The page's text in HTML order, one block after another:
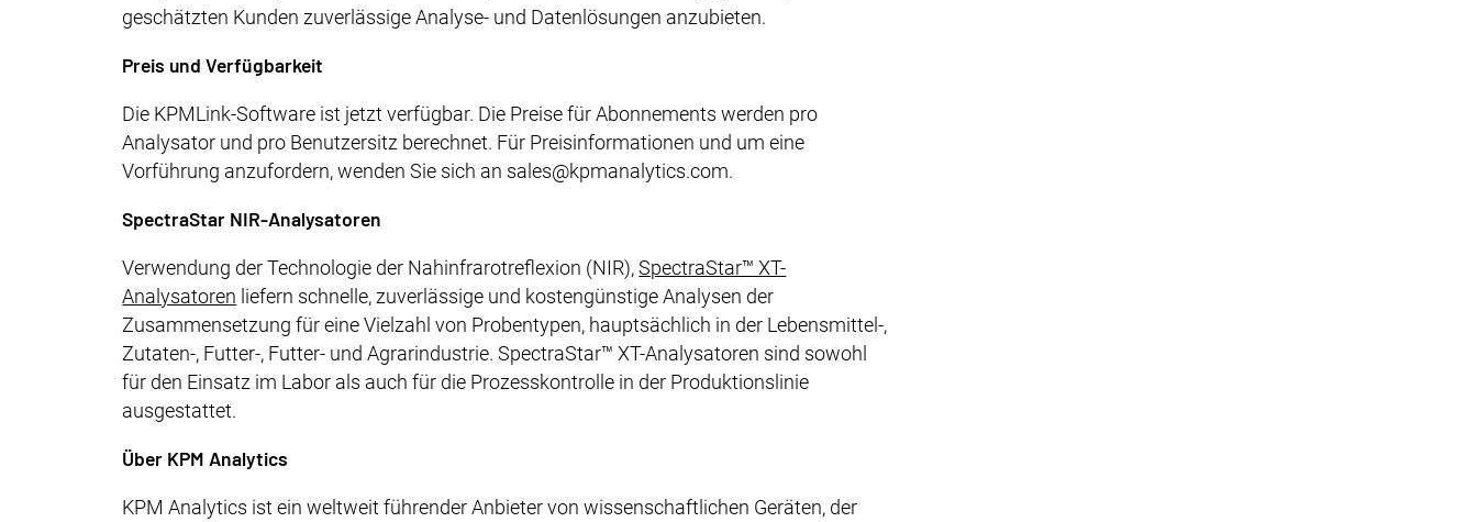
geschätzten Kunden zuverlässige Analyse- und Datenlösungen anzubieten.
Preis und Verfügbarkeit
Die KPMLink-Software ist jetzt verfügbar. Die Preise für Abonnements werden pro
Analysator und pro Benutzersitz berechnet. Für Preisinformationen und um eine
Vorführung anzufordern, wenden Sie sich an sales@kpmanalytics.com.
SpectraStar NIR-Analysatoren
Verwendung der Technologie der Nahinfrarotreflexion (NIR),SpectraStar™ XT-
Analysatoren liefern schnelle, zuverlässige und kostengünstige Analysen der
Zusammensetzung für eine Vielzahl von Probentypen, hauptsächlich in der Lebensmittel-,
Zutaten-, Futter-, Futter- und Agrarindustrie. SpectraStar™ XT-Analysatoren sind sowohl
für den Einsatz im Labor als auch für die Prozesskontrolle in der Produktionslinie
ausgestattet.
Über KPM Analytics ‍
KPM Analytics ist ein weltweit führender Anbieter von wissenschaftlichen Geräten, der